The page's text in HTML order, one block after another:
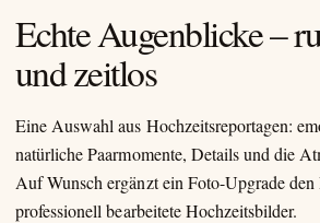
Echte Augenblicke –
und zeitlos
Eine Auswahl aus Hochzeitsreportagen:
natürliche Paarmomente, Details und die
Auf Wunsch ergänzt ein Foto-Upgrade
professionell bearbeitete Hochzeitsbilder.